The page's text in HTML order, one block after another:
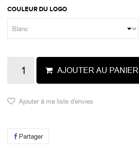
COULEUR DU LOGO
AJOUTER AU PANIER
Ajouter à ma liste d'envies
Partager